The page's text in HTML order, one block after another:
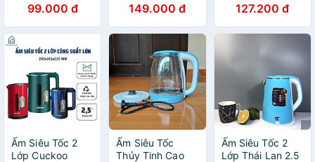
Bình Đun Nước
Nóng Cách Nhiệt
An Toàn, Tiện
Dụng - Chính
hãng MINIIN
99.000 đ
Giữ Nhiệt
SFIAPRT ST130
Thủy Tinh Dung
Tích 2.8 lít -
HÀNG CHÍNH
HÃNG MINIIN
149.000 đ
1500W - Ấm Đun
Nước Pha Trà
Siêu Nhanh -
Tốc Cao Cấp Hàn
Quốc - HÀNG
CHÍNH HÃNG
MINIIN
127.200 đ
Ấm Siêu Tốc 2
Lớp Cuckoo
Ấm Siêu Tốc
Thủy Tinh Cao
Ấm Siêu Tốc 2
Lớp Thái Lan 2.5